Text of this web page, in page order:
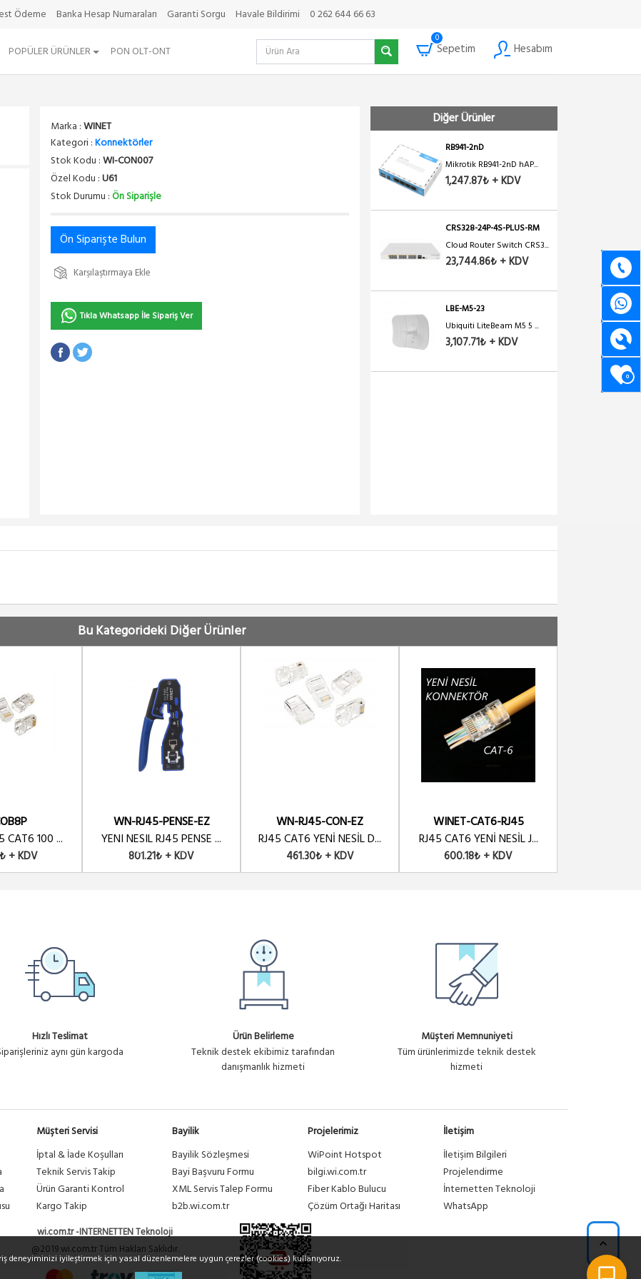
Ödeme Banka Hesap Numaraları Garanti Sorgu Havale Bildirimi 0 262 644 66 63
POPÜLER ÜRÜNLER PON OLT-ONT
0
Sepetim Hesabım
0
Marka :WINET
Kategori :Konnektörler
Stok Kodu :WI-CON007
Özel Kodu :U61
Stok Durumu :Ön Siparişle
Ön Siparişte Bulun
Karşılaştırmaya Ekle
Tıkla Whatsapp İle Sipariş Ver
Diğer Ürünler
RB941-2nD
Mikrotik RB941-2nD hAP...
1,247.87₺ + KDV
CRS328-24P-4S-PLUS-RM
Cloud Router Switch CRS3...
23,744.86₺ + KDV
LBE-M5-23
Ubiquiti LiteBeam M5 5 ...
3,107.71₺ + KDV
Bu Kategorideki Diğer Ürünler
CAT6 100 ...
+ KDV
WN-RJ45-PENSE-EZ
YENI NESIL RJ45 PENSE ...
801.21₺ + KDV
WN-RJ45-CON-EZ
RJ45 CAT6 YENİ NESİL D...
461.30₺ + KDV
WINET-CAT6-RJ45
RJ45 CAT6 YENİ NESİL J...
600.18₺ + KDV
Hızlı Teslimat
aynı gün kargoda
Ürün Belirleme
Teknik destek ekibimiz tarafından
danışmanlık hizmeti
Müşteri Memnuniyeti
Tüm ürünlerimizde teknik destek
hizmeti
Müşteri Servisi
İptal & İade Koşulları
Teknik Servis Takip
Ürün Garanti Kontrol
Kargo Takip
Bayilik
Bayilik Sözleşmesi
Bayi Başvuru Formu
XML Servis Talep Formu
b2b.wi.com.tr
Projelerimiz
WiPoint Hotspot
bilgi.wi.com.tr
Fiber Kablo Bulucu
Çözüm Ortağı Haritası
İletişim
İletişim Bilgileri
Projelendirme
İnternetten Teknoloji
WhatsApp
wi.com.tr -INTERNETTEN Teknoloji
@2019 wi.com.tr Tüm Hakları Saklıdır.
deneyiminizi iyileştirmek için yasal düzenlemelere uygun çerezler (cookies) kullanıyoruz.